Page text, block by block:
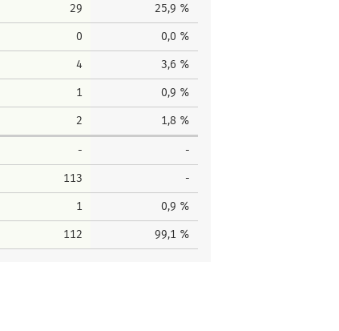
29 25,9 %
0 0,0 %
4 3,6 %
1 0,9 %
2 1,8 %
- -
113 -
1 0,9 %
112 99,1 %